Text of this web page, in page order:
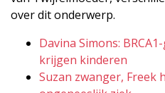
over dit onderwerp.
Davina Simons:
krijgen kinderen
Suzan zwanger, Freek